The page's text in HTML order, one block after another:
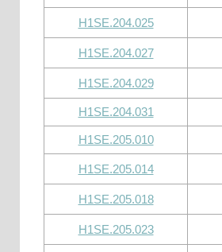
H1SE.204.025
H1SE.204.027
H1SE.204.029
H1SE.204.031
H1SE.205.010
H1SE.205.014
H1SE.205.018
H1SE.205.023